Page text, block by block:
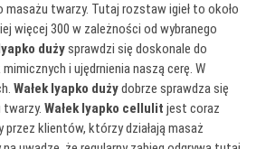
twarzy. Tutaj rozstaw igieł to około
więcej 300 w zależności od wybranego
dużysprawdzi się doskonale do
i ujędrnienia naszą cerę. W
Wałek lyapko dużydobrze sprawdza się
twarzy.Wałek lyapko cellulit jest coraz
klientów, którzy działają masaż